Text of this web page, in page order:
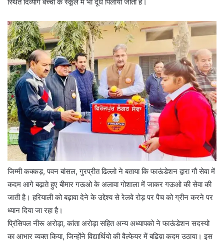
जिम्मी कक्कड़, पवन बांसल, गुरप्रीत ढिल्लो ने बताया कि फाऊंडेशन द्वारा गौ सेवा में
कदम आगे बढ़ाते हुए बीमार गऊओ के अलावा गोशाला में जाकर गऊओ की सेवा की
जाती है। हरियाली को बढ़ावा देने के उद्देश्य से रेलवे रोड़ पर पैच को ग्रीन करने पर
ध्यान दिया जा रहा है।
प्रिंसिपल नीरू अरोड़ा, कांता अरोड़ा सहित अन्य अध्यापको ने फाऊंडेशन सदस्यो
का आभार व्यक्त किया, जिन्होंने विद्यार्थियो की वैल्फेयर में बढिय़ा कदम उठाया। इस